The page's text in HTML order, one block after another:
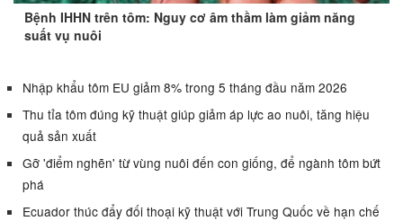
Bệnh IHHN trên tôm: Nguy cơ âm thầm làm giảm năng
suất vụ nuôi
Nhập khẩu tôm EU giảm 8% trong 5 tháng đầu năm 2026
Thu tỉa tôm đúng kỹ thuật giúp giảm áp lực ao nuôi, tăng hiệu
quả sản xuất
Gỡ 'điểm nghẽn' từ vùng nuôi đến con giống, để ngành tôm bứt
phá
Ecuador thúc đẩy đối thoại kỹ thuật với Trung Quốc về hạn chế